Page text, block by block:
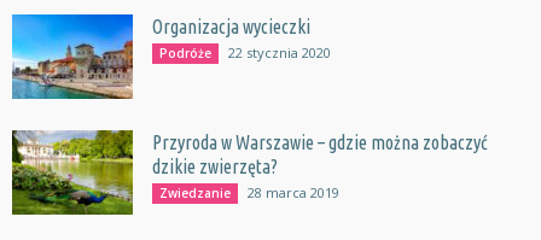
Organizacja wycieczki
Podróże 22 stycznia 2020
Przyroda w Warszawie – gdzie można zobaczyć
dzikie zwierzęta?
Zwiedzanie 28 marca 2019